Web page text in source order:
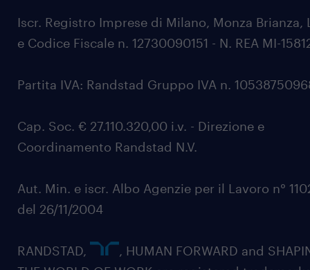
Iscr. Registro Imprese di Milano, Monza Brianza,
e Codice Fiscale n. 12730090151 - N. REA MI-
Partita IVA: Randstad Gruppo IVA n.
Cap. Soc. € 27.110.320,00 i.v. - Direzione e
Coordinamento Randstad N.V.
Aut. Min. e iscr. Albo Agenzie per il Lavoro n°
del 26/11/2004
RANDSTAD,
, HUMAN FORWARD and